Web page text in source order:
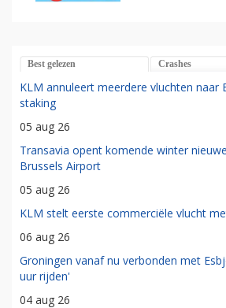
Best gelezen Crashes
KLM annuleert meerdere vluchten naar
staking
05 aug 26
Transavia opent komende winter
Brussels Airport
05 aug 26
KLM stelt eerste commerciële vlucht
06 aug 26
Groningen vanaf nu verbonden met
uur rijden'
04 aug 26